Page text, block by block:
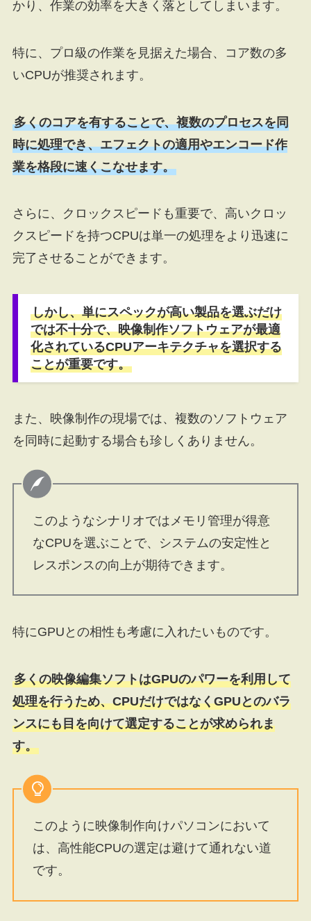
かり、作業の効率を大きく落としてしまいます。
特に、プロ級の作業を見据えた場合、コア数の多
いCPUが推奨されます。
多くのコアを有することで、複数のプロセスを同
時に処理でき、エフェクトの適用やエンコード作
業を格段に速くこなせます。
さらに、クロックスピードも重要で、高いクロッ
クスピードを持つCPUは単一の処理をより迅速に
完了させることができます。
しかし、単にスペックが高い製品を選ぶだけ
では不十分で、映像制作ソフトウェアが最適
化されているCPUアーキテクチャを選択する
ことが重要です。
また、映像制作の現場では、複数のソフトウェア
を同時に起動する場合も珍しくありません。
このようなシナリオではメモリ管理が得意
なCPUを選ぶことで、システムの安定性と
レスポンスの向上が期待できます。
特にGPUとの相性も考慮に入れたいものです。
多くの映像編集ソフトはGPUのパワーを利用して
処理を行うため、CPUだけではなくGPUとのバラ
ンスにも目を向けて選定することが求められま
す。
このように映像制作向けパソコンにおいて
は、高性能CPUの選定は避けて通れない道
です。